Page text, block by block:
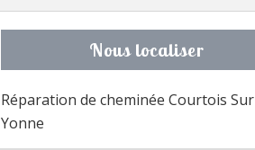
Nous localiser
Réparation de cheminée Courtois Sur
Yonne